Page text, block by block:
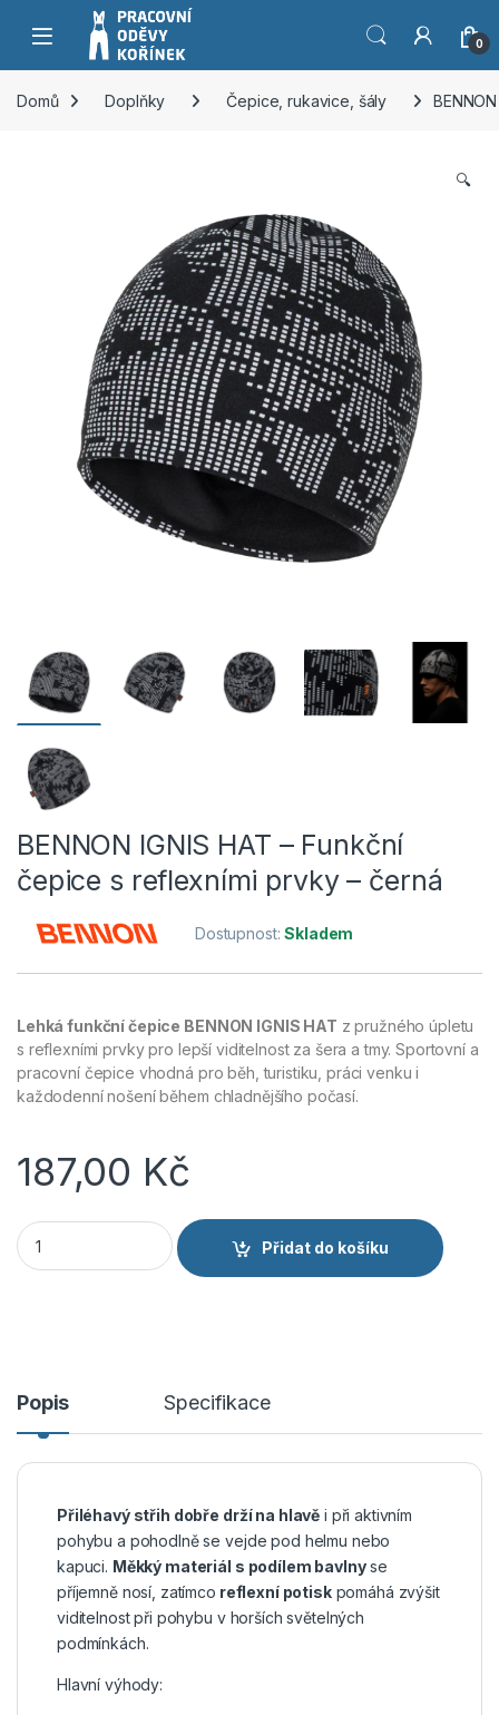
Přeskočit na navigaci
Přeskočit na obsah
0
Domů Doplňky Čepice, rukavice, šály
🔍
BENNON IGNIS HAT – Funkční
čepice s reflexními prvky – černá
Dostupnost:Skladem
Lehká funkční čepice BENNON IGNIS HAT z pružného úpletu
s reflexními prvky pro lepší viditelnost za šera a tmy. Sportovní a
pracovní čepice vhodná pro běh, turistiku, práci venku i
každodenní nošení během chladnějšího počasí.
187,00 Kč
BENNON IGNIS HAT - Funkční čepice s reflexními prvky -
Přidat do košíku
Popis Specifikace
Přiléhavý střih dobře drží na hlavě i při aktivním
pohybu a pohodlně se vejde pod helmu nebo
kapuci. Měkký materiál s podílem bavlnyse
příjemně nosí, zatímco reflexní potiskpomáhá zvýšit
viditelnost při pohybu v horších světelných
podmínkách.
Hlavní výhody: